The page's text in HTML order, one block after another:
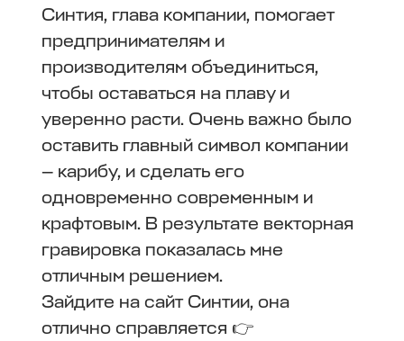
Синтия, глава компании, помогает
предпринимателям и
производителям объединиться,
чтобы оставаться на плаву и
уверенно расти. Очень важно было
оставить главный символ компании
— карибу, и сделать его
одновременно современным и
крафтовым. В результате векторная
гравировка показалась мне
отличным решением.
Зайдите на сайт Синтии, она
отлично справляется 👉